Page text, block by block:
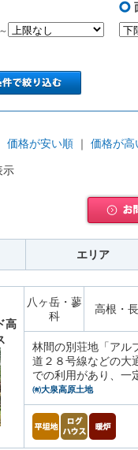
～
価格が安い順 ｜ 価格が高
示
エリア
高
八ヶ岳・蓼
科
高根・
林間の別荘地「アル
道２８号線などの大
での利用があり、一
㈲大泉高原土地